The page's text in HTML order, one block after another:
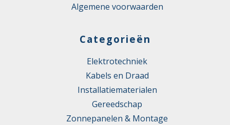
Algemene voorwaarden
Categorieën
Elektrotechniek
Kabels en Draad
Installatiematerialen
Gereedschap
Zonnepanelen & Montage